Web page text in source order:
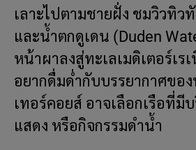
เลาะไปตามชายฝั่ง ชมวิวทิว
และน้ำตกดูเดน (Duden
หน้าผาลงสู่ทะเลเมดิเตอร์เร
อยากดื่มด่ำกับบรรยากาศขอ
เทอร์คอยส์ อาจเลือกเรือที่มี
แสดง หรือกิจกรรมดำน้ำ